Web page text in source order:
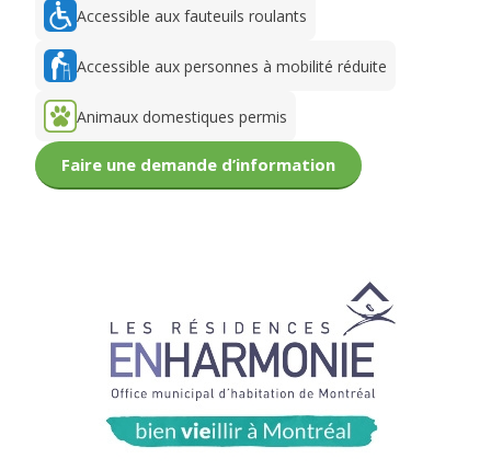
Accessible aux fauteuils roulants
Accessible aux personnes à mobilité réduite
Animaux domestiques permis
Faire une demande d’information